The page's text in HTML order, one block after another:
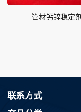
管材钙锌稳定剂
联系方式